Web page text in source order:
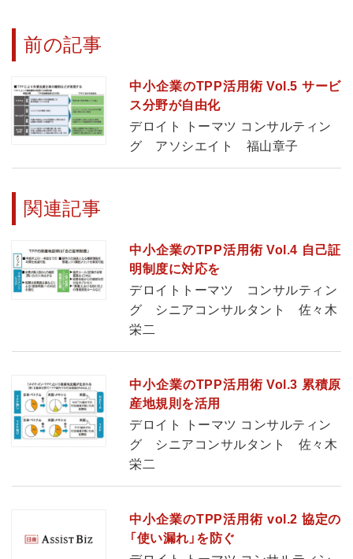
前の記事
中小企業のTPP活用術 Vol.5 サービ
ス分野が自由化
デロイト トーマツ コンサルティン
グ アソシエイト 福山章子
関連記事
中小企業のTPP活用術 Vol.4 自己証
明制度に対応を
デロイトトーマツ コンサルティン
グ シニアコンサルタント 佐々木
栄二
中小企業のTPP活用術 Vol.3 累積原
産地規則を活用
デロイト トーマツ コンサルティン
グ シニアコンサルタント 佐々木
栄二
中小企業のTPP活用術 vol.2 協定の
「使い漏れ」を防ぐ